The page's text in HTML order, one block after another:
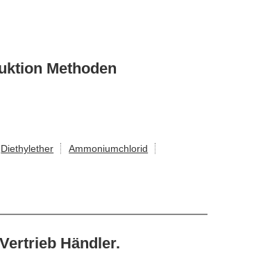
Methoden
Diethylether
Ammoniumchlorid
Händler.